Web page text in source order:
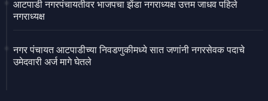
आटपाडी नगरपंचायतीवर भाजपचा झेंडा नगराध्यक्ष उत्तम जाधव पहिले
नगराध्यक्ष
नगर पंचायत आटपाडीच्या निवडणुकीमध्ये सात जणांनी नगरसेवक पदाचे
उमेदवारी अर्ज मागे घेतले